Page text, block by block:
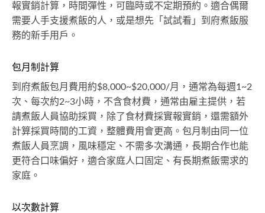
報實銷計算，時間彈性，可臨時或不定期預約。適合偶爾
需要人手支援煮飯的人，或是想先「試試看」到府煮飯服
務的新手用戶。
包月制計算
到府煮飯包月費用約$8,000~$20,000/月，通常為每週1~2
次、每次約2~3小時，不含食材費，通常由雇主提供，若
請煮飯人員協助採買，除了食材費採實報實銷，還需額外
計算採買時間的工資，整體費用會更高。包月制由同一位
煮飯人員烹調，風味穩定、不需多次溝通，長期合作也能
更符合口味偏好，適合家庭人口固定、有長期煮飯需求的
家庭。
以次數計算